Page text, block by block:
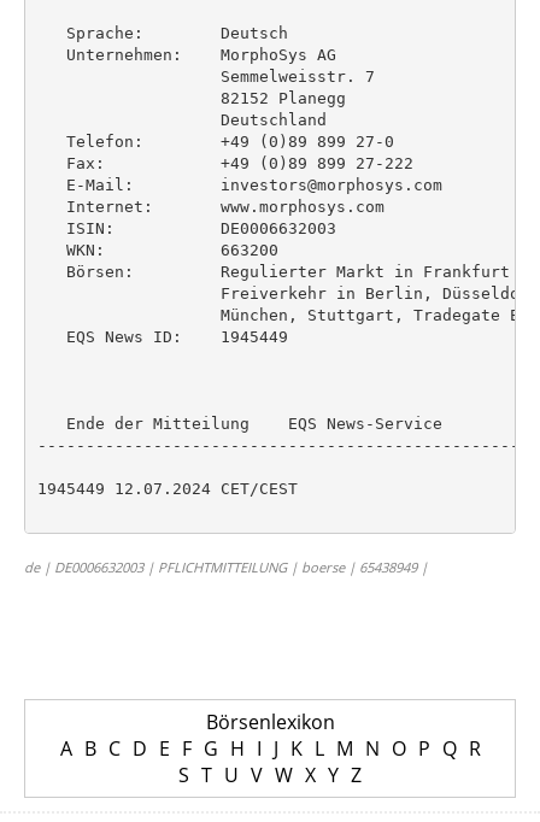
   Sprache:        Deutsch
   Unternehmen:    MorphoSys AG
                   Semmelweisstr. 7
                   82152 Planegg
                   Deutschland
   Telefon:        +49 (0)89 899 27-0
   Fax:            +49 (0)89 899 27-222
   E-Mail:         investors@morphosys.com
   Internet:       www.morphosys.com
   ISIN:           DE0006632003
   WKN:            663200
Börsen:         Regulierter Markt in Frankfurt
Freiverkehr in Berlin,
München, Stuttgart, Tradegate
   EQS News ID:    1945449
   Ende der Mitteilung    EQS News-Service
1945449 12.07.2024 CET/CEST
de | DE0006632003 | PFLICHTMITTEILUNG | boerse | 65438949 |
Börsenlexikon
A B C D E F G H I J K L M N O P Q R
S T U V W X Y Z